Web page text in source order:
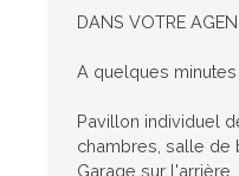
DANS VOTRE
A quelques minutes
Pavillon individuel
chambres, salle de
Garage sur l'arrière.